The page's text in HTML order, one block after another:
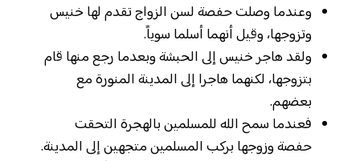
وعندما وصلت حفصة لسن الزواج تقدم لها خنيس
وتزوجها، وقيل أنهما أسلما سوياً.
ولقد هاجر خنيس إلى الحبشة وبعدما رجع منها قام
بتزوجها، لكنهما هاجرا إلى المدينة المنورة مع
بعضهم.
فعندما سمح الله للمسلمين بالهجرة التحقت
حفصة وزوجها بركب المسلمين متجهين إلى المدينة.